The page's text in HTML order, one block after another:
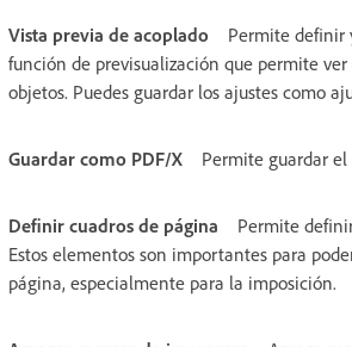
Vista previa de acoplado
Permite definir
función de previsualización que permite
objetos. Puedes guardar los ajustes como
Guardar como PDF/X Permite guardar
Definir cuadros de página
Permite
Estos elementos son importantes para
página, especialmente para la imposición.